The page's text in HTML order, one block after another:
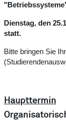
Dienstag, den
statt.
Bitte bringen Sie
Haupttermin